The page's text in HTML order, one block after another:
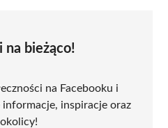
na bieżąco!
na Facebooku i
inspiracje oraz